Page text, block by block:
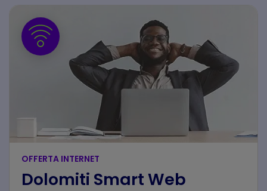
OFFERTA INTERNET
Dolomiti Smart Web